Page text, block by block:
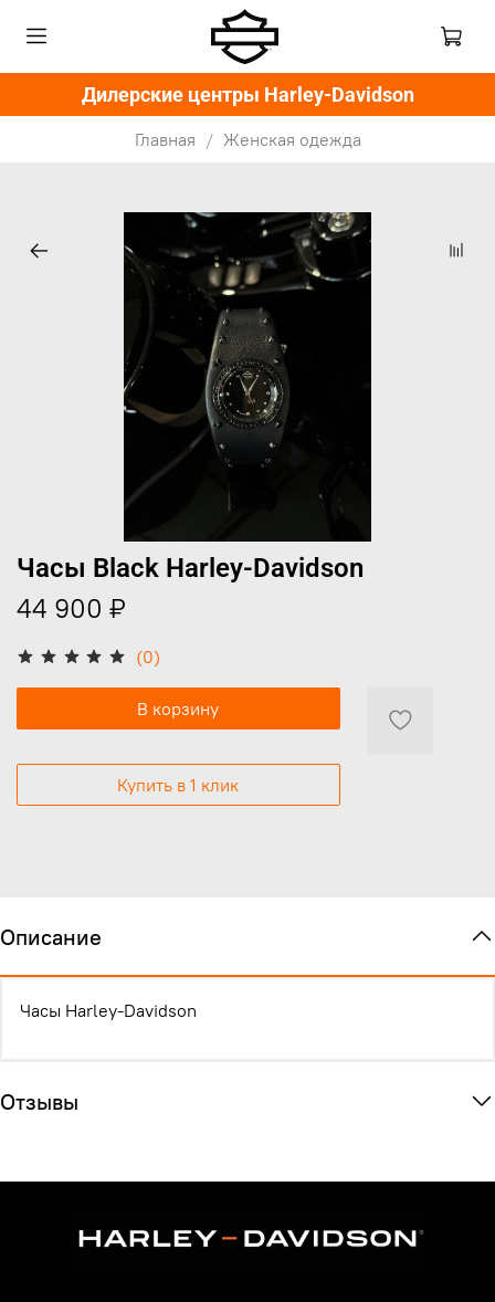
Дилерские центры Harley-Davidson
Главная Женская одежда
(0)
Часы Black Harley-Davidson
44 900 ₽
В корзину
Купить в 1 клик
Описание
Часы Harley-Davidson
Отзывы